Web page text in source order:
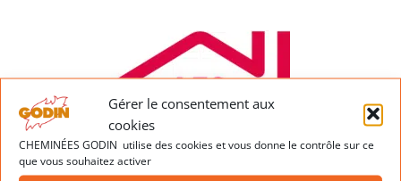
Gérer le consentement aux
cookies
CHEMINÉES GODIN utilise des cookies et vous donne le contrôle sur ce
que vous souhaitez activer